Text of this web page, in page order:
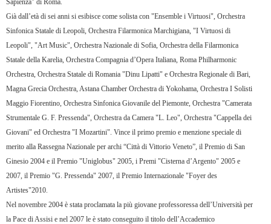
Già dall’età di sei anni si esibisce come solista con "Ensemble i Virtuosi", Orchestra
Sinfonica Statale di Leopoli, Orchestra Filarmonica Marchigiana, "I Virtuosi di
Leopoli", "Art Music", Orchestra Nazionale di Sofia, Orchestra della Filarmonica
Statale della Karelia, Orchestra Compagnia d’Opera Italiana, Roma Philharmonic
Orchestra, Orchestra Statale di Romania "Dinu Lipatti" e Orchestra Regionale di Bari,
Magna Grecia Orchestra, Astana Chamber Orchestra di Yokohama, Orchestra I Solisti
Maggio Fiorentino, Orchestra Sinfonica Giovanile del Piemonte, Orchestra "Camerata
Strumentale G. F. Pressenda", Orchestra da Camera "L. Leo", Orchestra "Cappella dei
Giovani" ed Orchestra "I Mozartini". Vince il primo premio e menzione speciale di
merito alla Rassegna Nazionale per archi “Città di Vittorio Veneto”, il Premio di San
Ginesio 2004 e il Premio "Uniglobus" 2005, i Premi "Cisterna d’Argento" 2005 e
2007, il Premio "G. Pressenda" 2007, il Premio Internazionale "Foyer des
Artistes"2010.
Nel novembre 2004 è stata proclamata la più giovane professoressa dell’Università per
la Pace di Assisi e nel 2007 le è stato conseguito il titolo dell’Accademico